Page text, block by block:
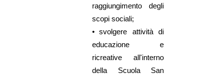
raggiungimento degli
scopi sociali;
• svolgere attività di
educazione e
ricreative all'interno
della Scuola San